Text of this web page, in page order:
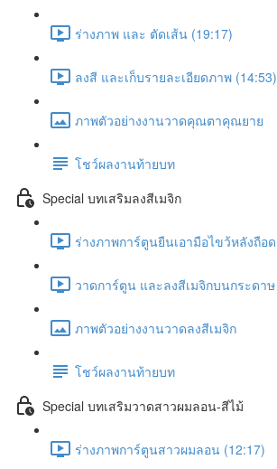
ร่างภาพ และ ตัดเส้น (19:17)
ลงสี และเก็บรายละเอียดภาพ (14:53)
ภาพตัวอย่างงานวาดคุณตาคุณยาย
โชว์ผลงานท้ายบท
Special บทเสริมลงสีเมจิก
ร่างภาพการ์ตูนยืนเอามือไขว้หลังถือ
วาดการ์ตูน และลงสีเมจิกบนกระดา
ภาพตัวอย่างงานวาดลงสีเมจิก
โชว์ผลงานท้ายบท
Special บทเสริมวาดสาวผมลอน-สีไม้
ร่างภาพการ์ตูนสาวผมลอน (12:17)